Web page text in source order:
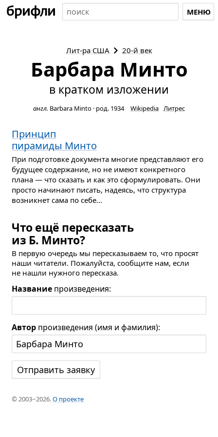
МЕНЮ
Лит-раСША 20-й век
Барбара Минто
в кратком изложении
англ. Barbara Minto · род. 1934 Wikipedia Литрес
Принцип
пирамиды Минто
При подготовке документа многие представляют его
будущее содержание, но не имеют конкретного
плана — что сказать и как это сформулировать. Они
просто начинают писать, надеясь, что структура
возникнет сама по себе...
Что ещё пересказать
из Б. Минто?
В первую очередь мы пересказываем то, что просят
наши читатели. Пожалуйста, сообщите нам, если
не нашли нужного пересказа.
Название произведения:
Автор произведения (имя и фамилия):
© 2003−2026.О проекте